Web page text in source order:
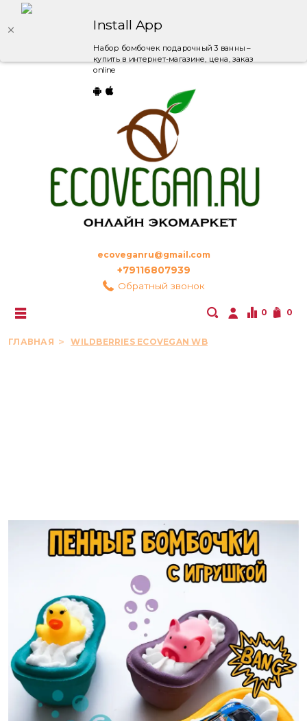
Install App
Набор бомбочек подарочный 3 ванны –
купить в интернет-магазине, цена, заказ
online
ecoveganru@gmail.com
+79116807939
Обратный звонок
0 0
ГЛАВНАЯ WILDBERRIES ECOVEGAN WB